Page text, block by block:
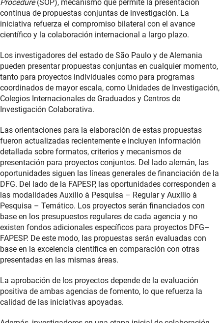
Procedure(SOP), mecanismo que permite la presentación
continua de propuestas conjuntas de investigación. La
iniciativa refuerza el compromiso bilateral con el avance
científico y la colaboración internacional a largo plazo.
Los investigadores del estado de São Paulo y de Alemania
pueden presentar propuestas conjuntas en cualquier momento,
tanto para proyectos individuales como para programas
coordinados de mayor escala, como Unidades de Investigación,
Colegios Internacionales de Graduados y Centros de
Investigación Colaborativa.
Las orientaciones para la elaboración de estas propuestas
fueron actualizadas recientemente e incluyen información
detallada sobre formatos, criterios y mecanismos de
presentación para proyectos conjuntos. Del lado alemán, las
oportunidades siguen las líneas generales de financiación de la
DFG. Del lado de la FAPESP, las oportunidades corresponden a
las modalidades Auxílio à Pesquisa – Regular y Auxílio à
Pesquisa – Temático. Los proyectos serán financiados con
base en los presupuestos regulares de cada agencia y no
existen fondos adicionales específicos para proyectos DFG–
FAPESP. De este modo, las propuestas serán evaluadas con
base en la excelencia científica en comparación con otras
presentadas en las mismas áreas.
La aprobación de los proyectos depende de la evaluación
positiva de ambas agencias de fomento, lo que refuerza la
calidad de las iniciativas apoyadas.